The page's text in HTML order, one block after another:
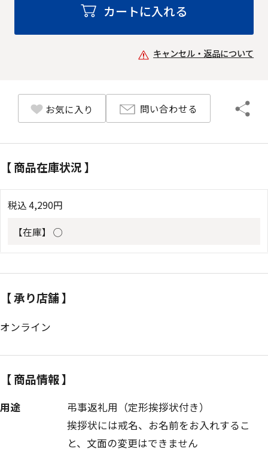
カートに入れる
キャンセル・返品について
お気に入り 問い合わせる
【 商品在庫状況 】
税込4,290円
【在庫】 ◯
【 承り店舗 】
オンライン
【 商品情報 】
用途
弔事返礼用（定形挨拶状付き）
挨拶状には戒名、お名前をお入れするこ
と、文面の変更はできません